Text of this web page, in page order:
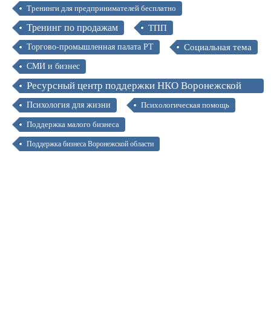
Тренинги для предпринимателей бесплатно
Тренинг по продажам ТПП
Торгово-промышленная палата РТ Социальная тема
СМИ и бизнес
Ресурсный центр поддержки НКО Воронежской
области
Психология для жизни Психологическая помощь
Поддержка малого бизнеса
Поддержка бизнеса Воронежской области